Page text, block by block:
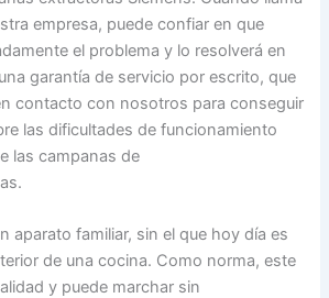
empresa, puede confiar en que
el problema y lo resolverá en
garantía de servicio por escrito, que
contacto con nosotros para conseguir
las dificultades de funcionamiento
las campanas de
aparato familiar, sin el que hoy día es
de una cocina. Como norma, este
y puede marchar sin